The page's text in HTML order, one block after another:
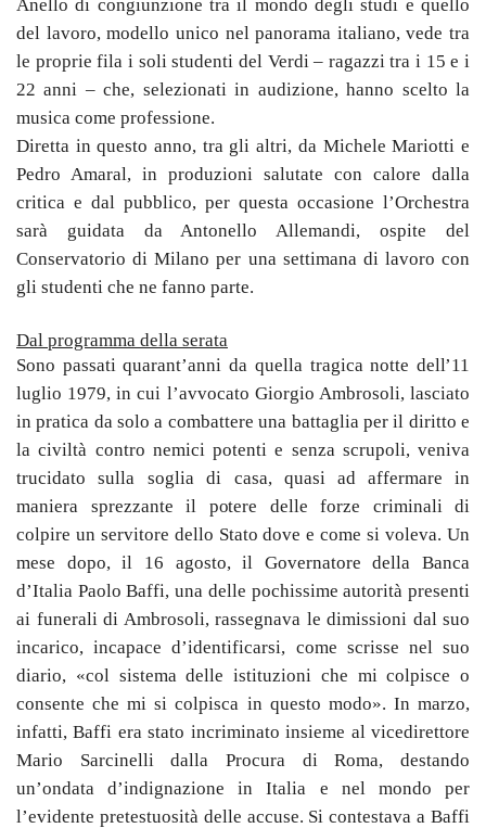
Anello di congiunzione tra il mondo degli studi e quello
del lavoro, modello unico nel panorama italiano, vede tra
le proprie fila i soli studenti del Verdi – ragazzi tra i 15 e i
22 anni – che, selezionati in audizione, hanno scelto la
musica come professione.
Diretta in questo anno, tra gli altri, da Michele Mariotti e
Pedro Amaral, in produzioni salutate con calore dalla
critica e dal pubblico, per questa occasione l’Orchestra
sarà guidata da Antonello Allemandi, ospite del
Conservatorio di Milano per una settimana di lavoro con
gli studenti che ne fanno parte.
Dal programma della serata
Sono passati quarant’anni da quella tragica notte dell’11
luglio 1979, in cui l’avvocato Giorgio Ambrosoli, lasciato
in pratica da solo a combattere una battaglia per il diritto e
la civiltà contro nemici potenti e senza scrupoli, veniva
trucidato sulla soglia di casa, quasi ad affermare
in
maniera sprezzanteil potere delle forze criminalidi
colpire un servitore dello Stato dove e come si voleva. Un
mese dopo, il 16 agosto, il Governatore della Banca
d’Italia Paolo Baffi, una delle pochissime autorità presenti
ai funerali di Ambrosoli, rassegnava le dimissioni dal suo
incarico, incapace d’identificarsi, come scrisse nel suo
diario, «col sistema delle istituzioni che mi colpisce o
consente che mi si colpisca in questo modo». In marzo,
infatti, Baffi era stato incriminato insieme al vicedirettore
Mario Sarcinelli dalla Procura di Roma, destando
un’ondata d’indignazione in Italia e nel mondo per
l’evidente pretestuosità delle accuse. Si contestava a Baffi